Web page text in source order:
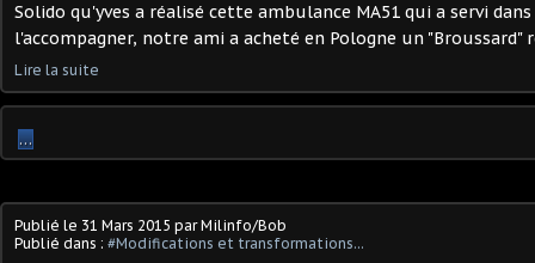
Solido qu'yves a réalisé cette ambulance MA51 qui a servi
l'accompagner, notre ami a acheté en Pologne un "Broussard"
Lire la suite
…
Publié le 31 Mars 2015 par Milinfo/Bob
Publié dans : #Modifications et transformations...